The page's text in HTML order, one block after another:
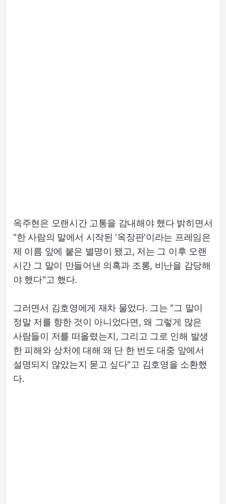
옥주현은 오랜시간 고통을 감내해야 했다 밝히면서
"한 사람의 말에서 시작된 '옥장판'이라는 프레임은
제 이름 앞에 붙은 별명이 됐고, 저는 그 이후 오랜
시간 그 말이 만들어낸 의혹과 조롱, 비난을 감당해
야 했다"고 했다.
그러면서 김호영에게 재차 물었다. 그는 "그 말이
정말 저를 향한 것이 아니었다면, 왜 그렇게 많은
사람들이 저를 떠올렸는지, 그리고 그로 인해 발생
한 피해와 상처에 대해 왜 단 한 번도 대중 앞에서
설명되지 않았는지 묻고 싶다"고 김호영을 소환했
다.